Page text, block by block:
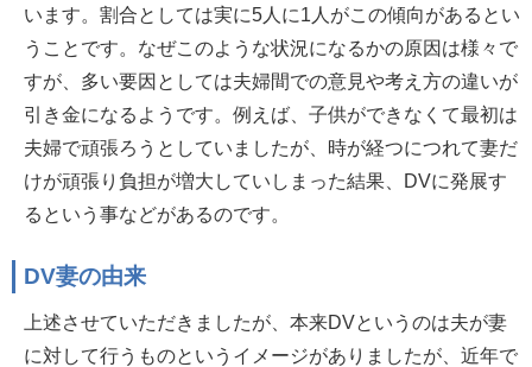
います。割合としては実に5人に1人がこの傾向があるとい
うことです。なぜこのような状況になるかの原因は様々で
すが、多い要因としては夫婦間での意見や考え方の違いが
引き金になるようです。例えば、子供ができなくて最初は
夫婦で頑張ろうとしていましたが、時が経つにつれて妻だ
けが頑張り負担が増大していしまった結果、DVに発展す
るという事などがあるのです。
DV妻の由来
上述させていただきましたが、本来DVというのは夫が妻
に対して行うものというイメージがありましたが、近年で